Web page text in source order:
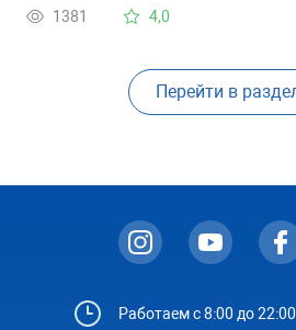
1381 4,0
Перейти в
Работаем с 8:00 до